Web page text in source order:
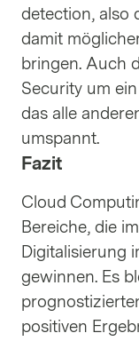
detection, also
damit
bringen. Auch
Security um
das alle
umspannt.
Fazit
Cloud
Bereiche, die
Digitalisierung
gewinnen. Es
positiven